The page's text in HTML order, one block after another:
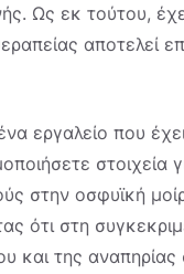
Ως εκ τούτου,
αποτελεί
εργαλείο που
στοιχεία
στην οσφυϊκή
ότι στη
και της